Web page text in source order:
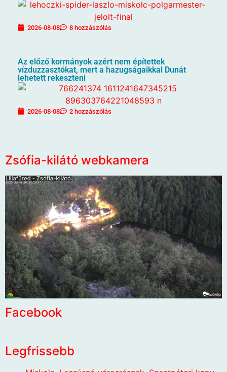
2026-08-08 8 hozzászólás
Az előző kormányok azért nem építettek
vízduzzasztókat, mert a hazugságaikkal Dunát
lehetett rekeszteni
2026-08-08 2 hozzászólás
Zsófia-kilátó webkamera
Facebook
Legfrissebb